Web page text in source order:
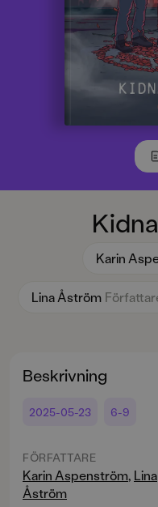
Karin
Lina Åström
Beskrivning
2025-05-23 6-9
FÖRFATTARE
Karin Aspenström, Lina
Åström